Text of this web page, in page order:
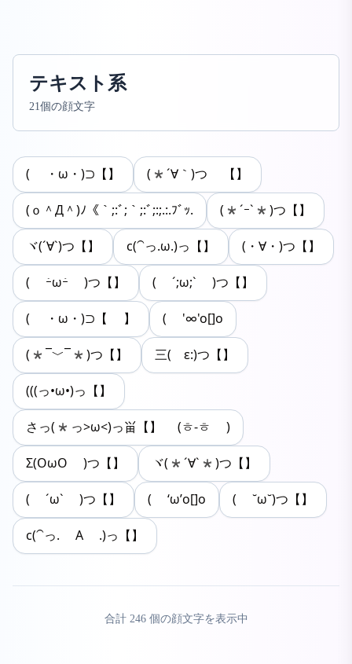
テキスト系
21個の顔文字
( ・ω・)⊃【】 (*´∀｀)つ 【】
(ｏ＾Д＾)ﾉ《｀;:ﾞ;｀;:ﾞ;:;.:.ﾌﾞｯ. (*´ｰ`*)つ【】
ヾ(´∀`)つ【】 c(⁀っ.ω.)っ【】 (・∀・)つ【】
( ｰ̀ωｰ́ )つ【】 ( ´;ω;` )つ【】
( ・ω・)⊃【 】 ( '∞'o[]o
(*¯﹀¯*)つ【】 三( ε:)つ【】
(((っ•ω•)っ【】
さっ(*っ>ω<)っ畄【】 (ㅎ-ㅎ )
Σ(OωO )つ【】 ヾ(*´∀`*)つ【】
( ´ω` )つ【】 ( ‘ω’o[]o ( ˘ω˘)つ【】
c(⁀っ. А .)っ【】
合計 246個の顔文字を表示中